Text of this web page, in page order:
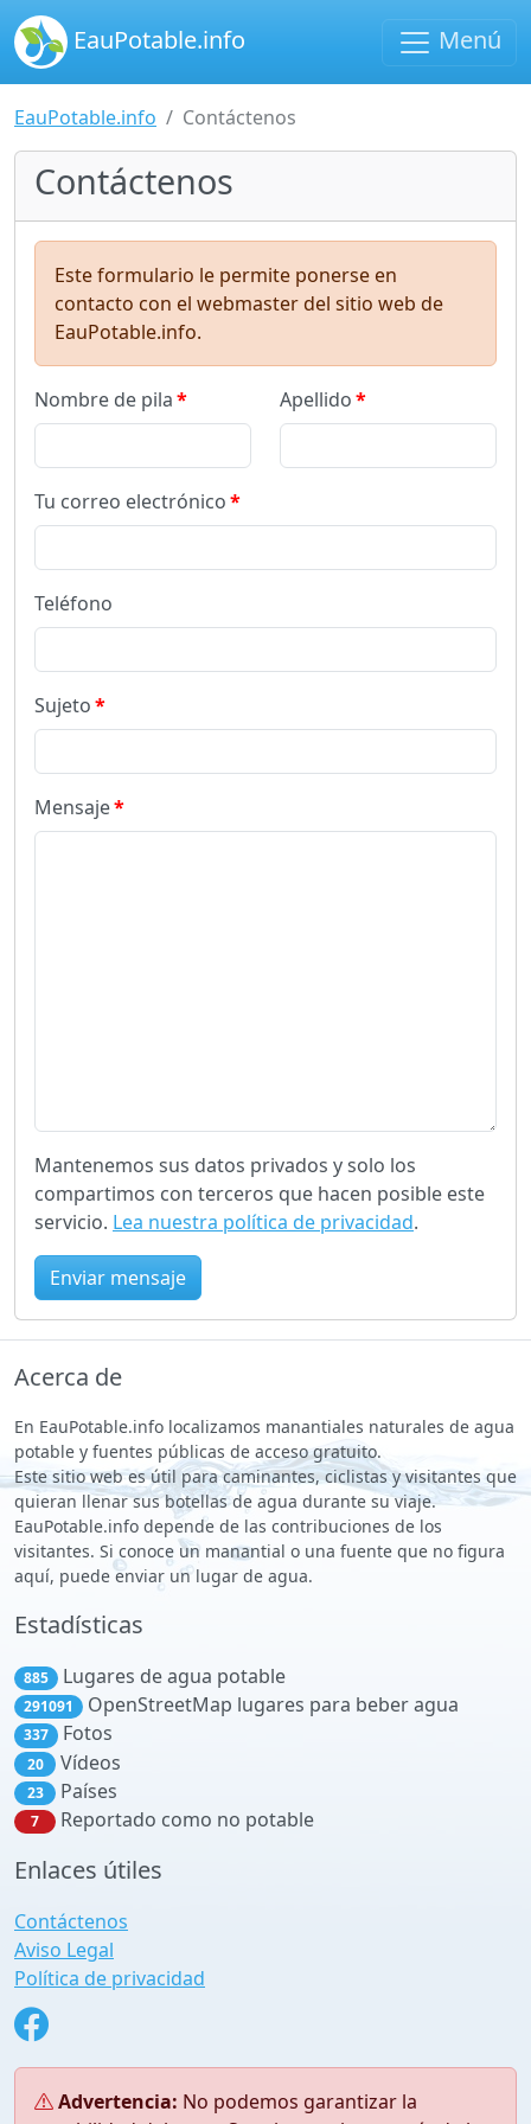
EauPotable.info Menú
EauPotable.info Contáctenos
Contáctenos
Este formulario le permite ponerse en
contacto con el webmaster del sitio web de
EauPotable.info.
Nombre de pila Apellido
Tu correo electrónico
Teléfono
Sujeto
Mensaje
Mantenemos sus datos privados y solo los
compartimos con terceros que hacen posible este
servicio. Lea nuestra política de privacidad.
Enviar mensaje
Acerca de
En EauPotable.info localizamos manantiales naturales de agua
potable y fuentes públicas de acceso gratuito.
Este sitio web es útil para caminantes, ciclistas y visitantes que
quieran llenar sus botellas de agua durante su viaje.
EauPotable.info depende de las contribuciones de los
visitantes. Si conoce un manantial o una fuente que no figura
aquí, puede enviar un lugar de agua.
Estadísticas
885 Lugares de agua potable
291091 OpenStreetMap lugares para beber agua
337 Fotos
20 Vídeos
23 Países
7 Reportado como no potable
Enlaces útiles
Contáctenos
Aviso Legal
Política de privacidad
Advertencia: No podemos garantizar la